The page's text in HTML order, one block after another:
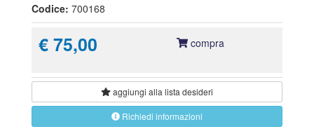
Codice: 700168
€ 75,00 compra
aggiungi alla lista desideri
Richiedi informazioni